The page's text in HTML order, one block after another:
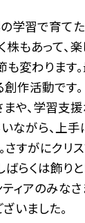
学習で育て
株もあって、
も変わります
創作活動です。
や、学習支
ながら、上
さすがにクリ
ばらくは飾り
ィアのみな
いました。